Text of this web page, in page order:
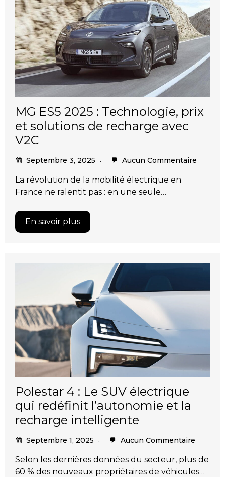
MG ES5 2025 : Technologie, prix
et solutions de recharge avec
V2C
Septembre 3, 2025 Aucun Commentaire
La révolution de la mobilité électrique en
France ne ralentit pas : en une seule…
En savoir plus
Polestar 4 : Le SUV électrique
qui redéfinit l’autonomie et la
recharge intelligente
Septembre 1, 2025 Aucun Commentaire
Selon les dernières données du secteur, plus de
60 % des nouveaux propriétaires de véhicules…